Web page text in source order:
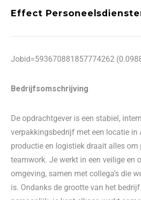
Effect
Jobid=593670881857774262
Bedrijfsomschrijving
De opdrachtgever is een stabiel,
verpakkingsbedrijf met een locatie in
productie en logistiek draait alles om
teamwork. Je werkt in een veilige en
omgeving, samen met collega’s die
is. Ondanks de grootte van het